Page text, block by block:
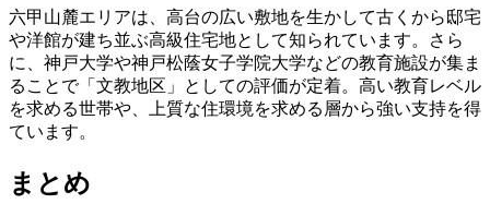
六甲山麓エリアは、高台の広い敷地を生かして古くから邸宅
や洋館が建ち並ぶ高級住宅地として知られています。さら
に、神戸大学や神戸松蔭女子学院大学などの教育施設が集ま
ることで「文教地区」としての評価が定着。高い教育レベル
を求める世帯や、上質な住環境を求める層から強い支持を得
ています。
まとめ